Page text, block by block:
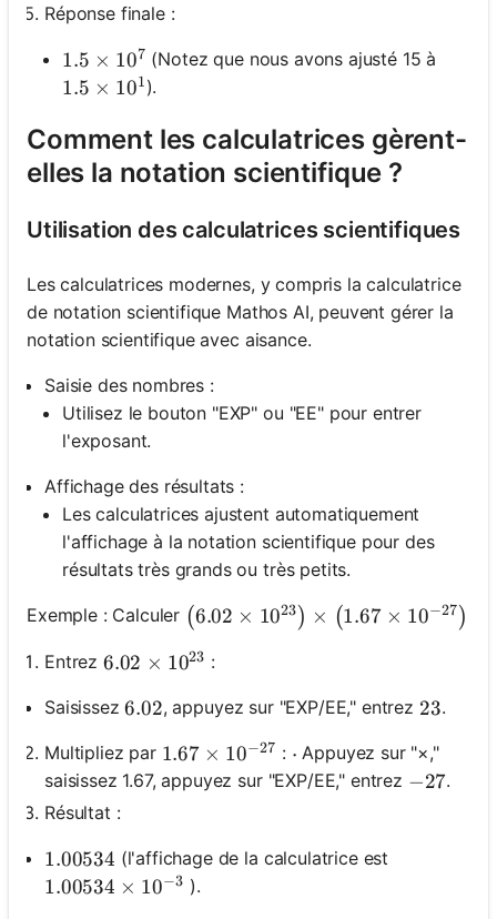
Réponse finale :
1.5 \times 10^7
1.5 × 107 (Notez que nous avons ajusté 15 à
1.5 \times 10^1
1.5 × 101).
Comment les calculatrices gèrent-
elles la notation scientifique ?
Utilisation des calculatrices scientifiques
Les calculatrices modernes, y compris la calculatrice
de notation scientifique Mathos AI, peuvent gérer la
notation scientifique avec aisance.
Saisie des nombres :
Utilisez le bouton "EXP" ou "EE" pour entrer
l'exposant.
Affichage des résultats :
Les calculatrices ajustent automatiquement
l'affichage à la notation scientifique pour des
résultats très grands ou très petits.
Exemple : Calculer \left(6.02 \times 10^{23}\right)
(6.02 × 1023) × (1.67 × 10−27 )
Entrez 6.02 \times 10^{23}
6.02 × 1023 :
Saisissez6.02
6.02, appuyez sur "EXP/EE," entrez 23
23.
Multipliez par 1.67 \times 10^{-27}
1.67 × 10−27 : \cdot
⋅ Appuyez sur "×,"
saisissez 1.67, appuyez sur "EXP/EE," entrez -27
−27.
Résultat :
1.00534
1.00534 (l'affichage de la calculatrice est
1.00534 \times 10^{-3}
1.00534 × 10−3 ).